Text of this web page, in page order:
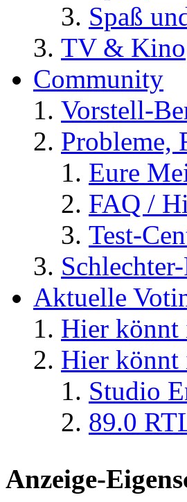
Spaß
TV & Kino
Community
Vorstell-
Probleme,
Eure
FAQ /
Test-
Aktuelle
Hier könnt
Hier könnt
Studio
89.0
Anzeige-